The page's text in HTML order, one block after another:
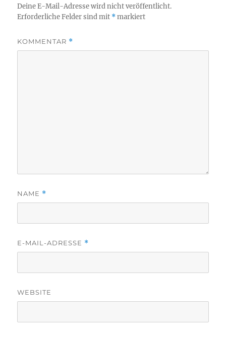
Deine E-Mail-Adresse wird nicht veröffentlicht.
Erforderliche Felder sind mit *markiert
KOMMENTAR *
NAME *
E-MAIL-ADRESSE *
WEBSITE